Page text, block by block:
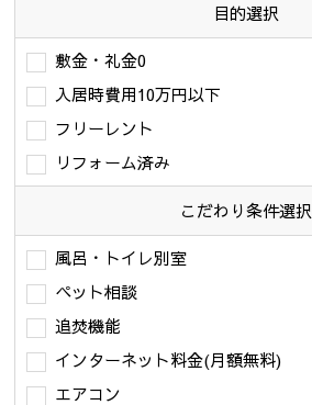
目的選択
敷金・礼金0
入居時費用10万円以下
フリーレント
リフォーム済み
こだわり条件選択
風呂・トイレ別室
ペット相談
追焚機能
インターネット料金(月額無料)
エアコン